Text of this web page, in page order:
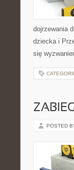
dojrzewania
dziecka i
się
POSTED